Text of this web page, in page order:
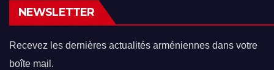
NEWSLETTER
Recevez les dernières actualités arméniennes dans votre
boîte mail.